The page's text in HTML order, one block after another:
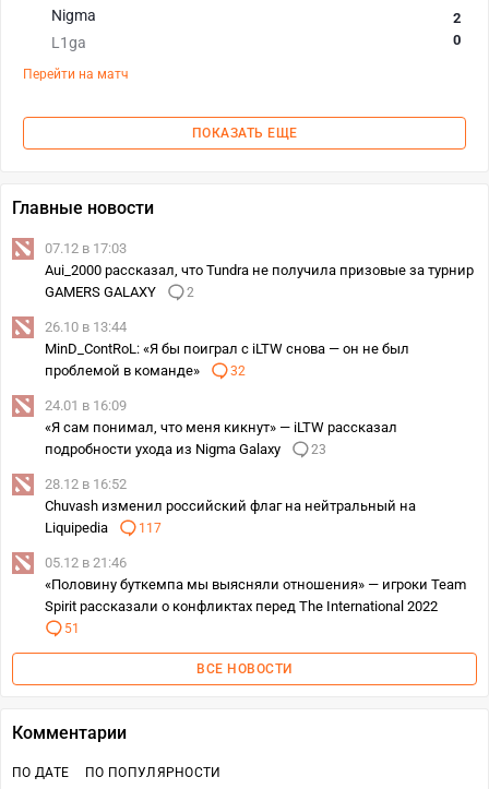
Nigma
L1ga
2
0
Перейти на матч
ПОКАЗАТЬ ЕЩЕ
Главные новости
07.12 в 17:03
Aui_2000 рассказал, что Tundra не получила призовые за турнир
GAMERS GALAXY
2
26.10 в 13:44
MinD_ContRoL: «Я бы поиграл с iLTW снова — он не был
проблемой в команде»
32
24.01 в 16:09
«Я сам понимал, что меня кикнут» — iLTW рассказал
подробности ухода из Nigma Galaxy
23
28.12 в 16:52
Chuvash изменил российский флаг на нейтральный на
Liquipedia
117
05.12 в 21:46
«Половину буткемпа мы выясняли отношения» — игроки Team
Spirit рассказали о конфликтах перед The International 2022
51
ВСЕ НОВОСТИ
Комментарии
ПО ДАТЕ ПО ПОПУЛЯРНОСТИ